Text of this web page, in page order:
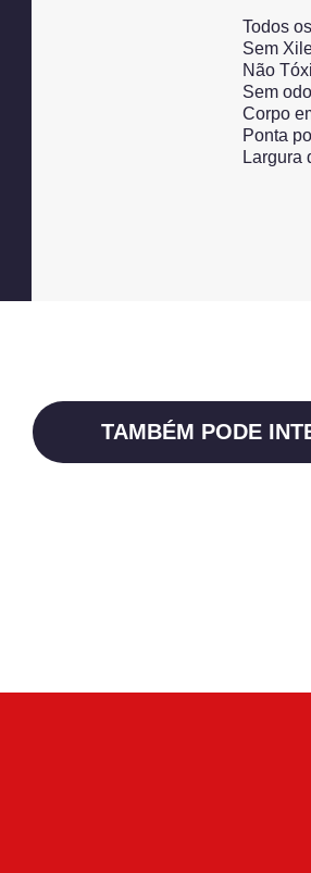
Todos
Sem
Não
Sem
Corpo
Ponta
Largura
TAMBÉM PODE